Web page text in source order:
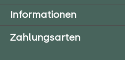
Informationen
Zahlungsarten